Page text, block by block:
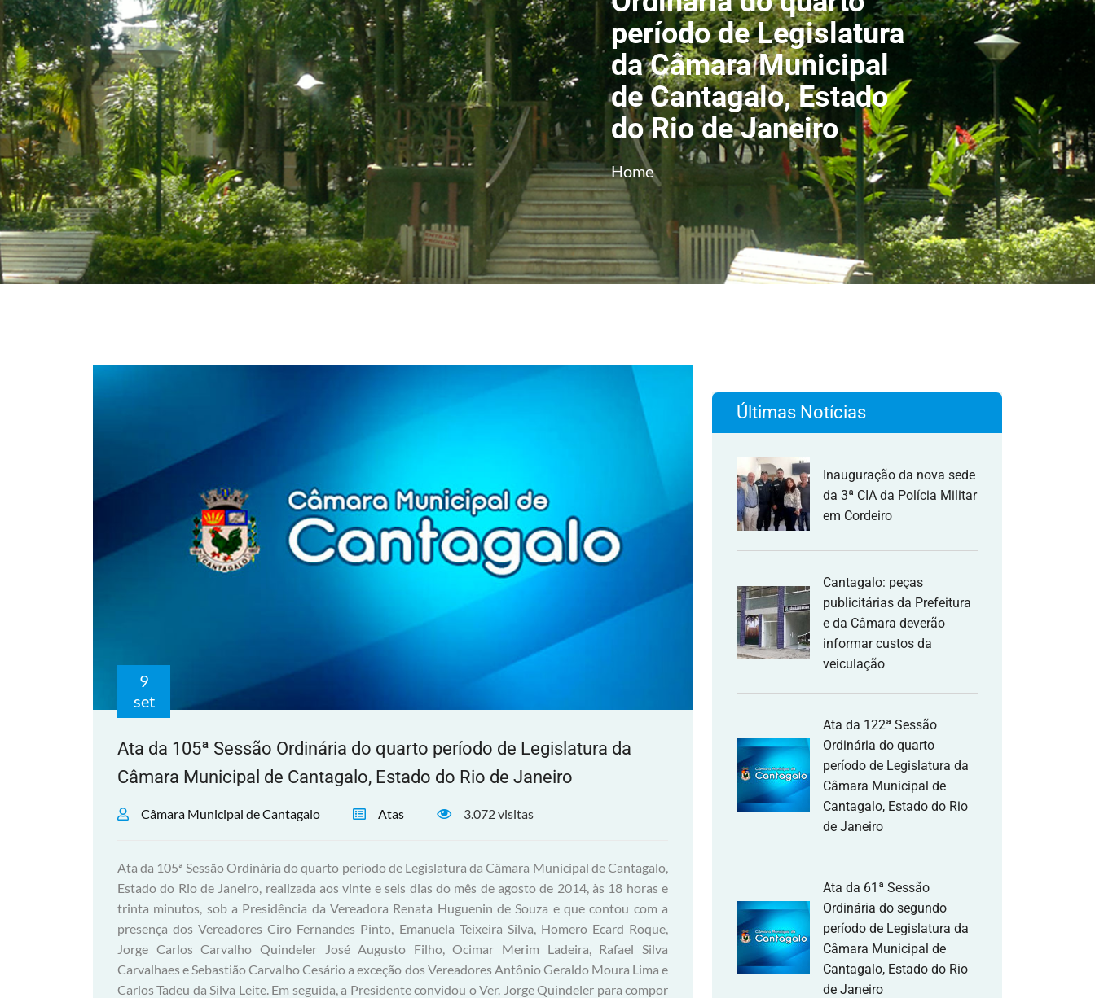
período de Legislatura
da Câmara Municipal
de Cantagalo, Estado
do Rio de Janeiro
Home
9
set
Ata da 105ª Sessão Ordinária do quarto período de Legislatura da
Câmara Municipal de Cantagalo, Estado do Rio de Janeiro
Câmara Municipal de Cantagalo Atas 3.072 visitas
Ata da 105ª Sessão Ordinária do quarto período de Legislatura da Câmara Municipal de Cantagalo,
Estado do Rio de Janeiro, realizada aos vinte e seis dias do mês de agosto de 2014, às 18 horas e
trinta minutos, sob a Presidência da Vereadora Renata Huguenin de Souza e que contou com a
presença dos Vereadores Ciro Fernandes Pinto, Emanuela Teixeira Silva, Homero Ecard Roque,
Jorge Carlos Carvalho Quindeler José Augusto Filho, Ocimar Merim Ladeira, Rafael Silva
Carvalhaes e Sebastião Carvalho Cesário a exceção dos Vereadores Antônio Geraldo Moura Lima e
Carlos Tadeu da Silva Leite. Em seguida, a Presidente convidou o Ver. Jorge Quindeler para compor
Últimas Notícias
Inauguração da nova sede
da 3ª CIA da Polícia Militar
em Cordeiro
Cantagalo: peças
publicitárias da Prefeitura
e da Câmara deverão
informar custos da
veiculação
Ata da 122ª Sessão
Ordinária do quarto
período de Legislatura da
Câmara Municipal de
Cantagalo, Estado do Rio
de Janeiro
Ata da 61ª Sessão
Ordinária do segundo
período de Legislatura da
Câmara Municipal de
Cantagalo, Estado do Rio
de Janeiro